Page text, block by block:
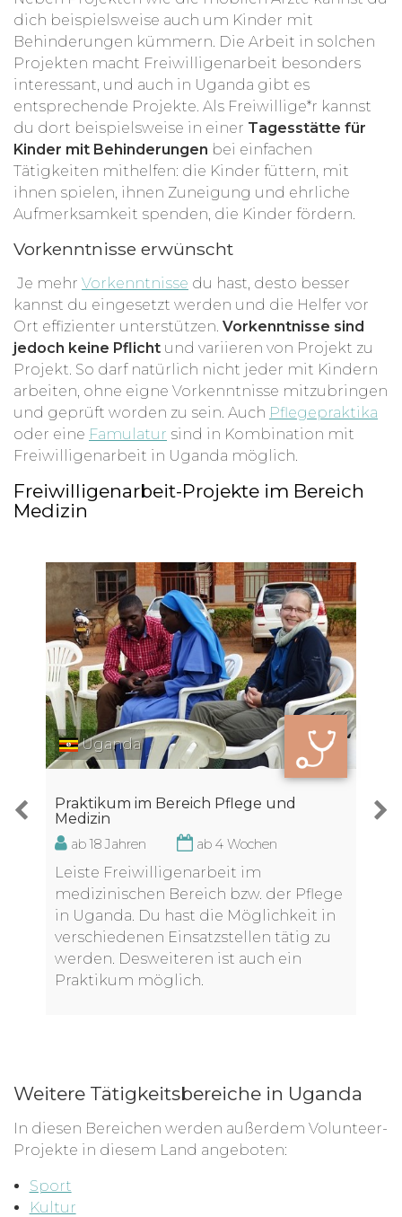
dich beispielsweise auch um Kinder mit
Behinderungen kümmern. Die Arbeit in solchen
Projekten macht Freiwilligenarbeit besonders
interessant, und auch in Uganda gibt es
entsprechende Projekte. Als Freiwillige*r kannst
du dort beispielsweise in einer Tagesstätte für
Kinder mit Behinderungen bei einfachen
Tätigkeiten mithelfen: die Kinder füttern, mit
ihnen spielen, ihnen Zuneigung und ehrliche
Aufmerksamkeit spenden, die Kinder fördern.
Vorkenntnisse erwünscht
Je mehr Vorkenntnisse du hast, desto besser
kannst du eingesetzt werden und die Helfer vor
Ort effizienter unterstützen. Vorkenntnisse sind
jedoch keine Pflicht und variieren von Projekt zu
Projekt. So darf natürlich nicht jeder mit Kindern
arbeiten, ohne eigne Vorkenntnisse mitzubringen
und geprüft worden zu sein. Auch Pflegepraktika
oder eine Famulatur sind in Kombination mit
Freiwilligenarbeit in Uganda möglich.
Freiwilligenarbeit-Projekte im Bereich
Medizin
Uganda
Praktikum im Bereich Pflege und
Medizin
ab 18 Jahren ab 4 Wochen
Leiste Freiwilligenarbeit im
medizinischen Bereich bzw. der Pflege
in Uganda. Du hast die Möglichkeit in
verschiedenen Einsatzstellen tätig zu
werden. Desweiteren ist auch ein
Praktikum möglich.
Weitere Tätigkeitsbereiche in Uganda
In diesen Bereichen werden außerdem Volunteer-
Projekte in diesem Land angeboten:
Sport
Kultur